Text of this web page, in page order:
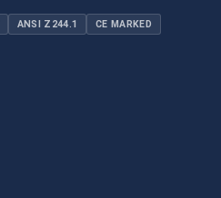
ANSI Z244.1 CE MARKED